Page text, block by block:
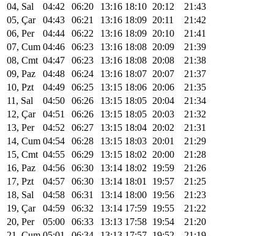
04, Sal
04:42 06:20 13:16 18:10 20:12
21:43
05, Çar
04:43 06:21 13:16 18:09 20:11
21:42
06, Per
04:44 06:22 13:16 18:09 20:10
21:41
07, Cum 04:46 06:23 13:16 18:08 20:09
21:39
08, Cmt 04:47 06:23 13:16 18:08 20:08
21:38
09, Paz
04:48 06:24 13:16 18:07 20:07
21:37
10, Pzt
04:49 06:25 13:15 18:06 20:06
21:35
11, Sal
04:50 06:26 13:15 18:05 20:04
21:34
12, Çar
04:51 06:26 13:15 18:05 20:03
21:32
13, Per
04:52 06:27 13:15 18:04 20:02
21:31
14, Cum 04:54 06:28 13:15 18:03 20:01
21:29
15, Cmt 04:55 06:29 13:15 18:02 20:00
21:28
16, Paz
04:56 06:30 13:14 18:02 19:59
21:26
17, Pzt
04:57 06:30 13:14 18:01 19:57
21:25
18, Sal
04:58 06:31 13:14 18:00 19:56
21:23
19, Çar
04:59 06:32 13:14 17:59 19:55
21:22
20, Per
05:00 06:33 13:13 17:58 19:54
21:20